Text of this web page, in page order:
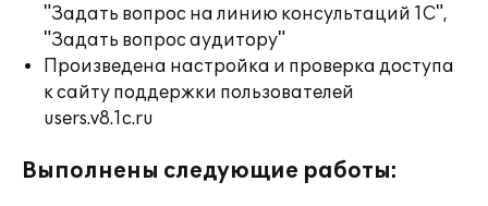
"Задать вопрос на линию консультаций 1С",
"Задать вопрос аудитору"
Произведена настройка и проверка доступа
к сайту поддержки пользователей
users.v8.1c.ru
Выполнены следующие работы: